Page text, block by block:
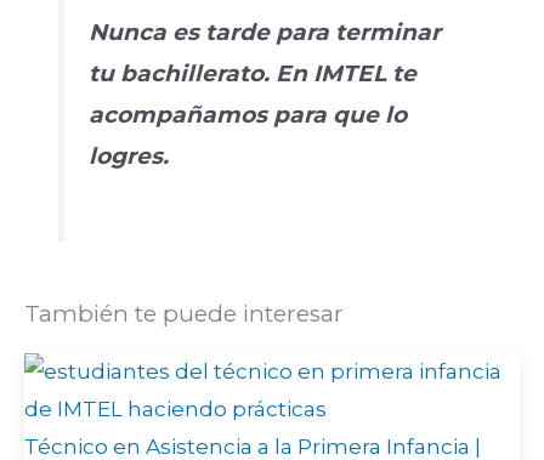
Nunca es tarde para terminar
tu bachillerato. En IMTEL te
acompañamos para que lo
logres.
También te puede interesar
Técnico en Asistencia a la Primera Infancia |